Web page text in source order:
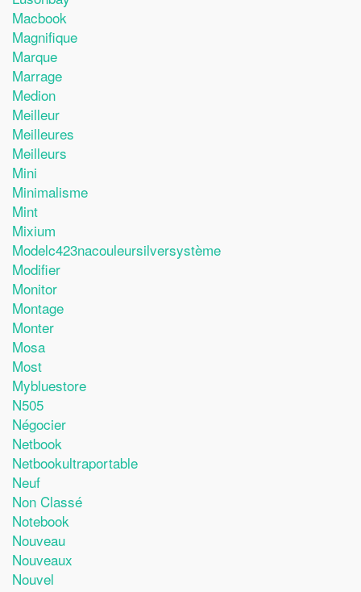
Macbook
Magnifique
Marque
Marrage
Medion
Meilleur
Meilleures
Meilleurs
Mini
Minimalisme
Mint
Mixium
Modelc423nacouleursilversystème
Modifier
Monitor
Montage
Monter
Mosa
Most
Mybluestore
N505
Négocier
Netbook
Netbookultraportable
Neuf
Non Classé
Notebook
Nouveau
Nouveaux
Nouvel